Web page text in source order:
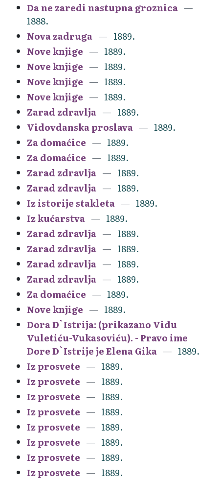
Da ne zaredi nastupna groznica
1888.
Nova zadruga
1889.
Nove knjige
1889.
Nove knjige
1889.
Nove knjige
1889.
Nove knjige
1889.
Zarad zdravlja
1889.
Vidovdanska proslava
1889.
Za domaćice
1889.
Za domaćice
1889.
Zarad zdravlja
1889.
Zarad zdravlja
1889.
Iz istorije stakleta
1889.
Iz kućarstva
1889.
Zarad zdravlja
1889.
Zarad zdravlja
1889.
Zarad zdravlja
1889.
Zarad zdravlja
1889.
Za domaćice
1889.
Nove knjige
1889.
Dora D`Istrija: (prikazano Vidu
Vuletiću-Vukasoviću). - Pravo ime
Dore D`Istrije je Elena Gika
1889.
Iz prosvete
1889.
Iz prosvete
1889.
Iz prosvete
1889.
Iz prosvete
1889.
Iz prosvete
1889.
Iz prosvete
1889.
Iz prosvete
1889.
Iz prosvete
1889.